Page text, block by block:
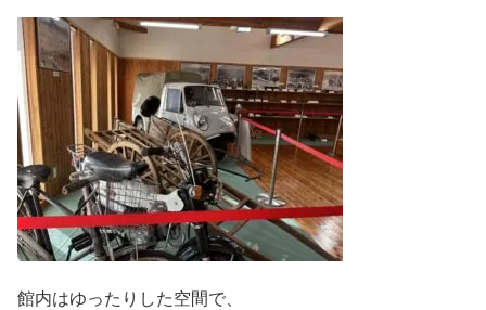
館内はゆったりした空間で、